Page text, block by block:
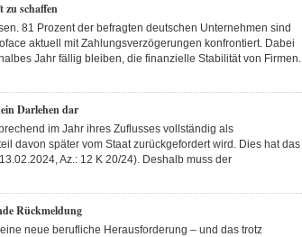
zu schaffen
81 Prozent der befragten deutschen Unternehmen sind
aktuell mit Zahlungsverzögerungen konfrontiert. Dabei
Jahr fällig bleiben, die finanzielle Stabilität von Firmen.
Darlehen dar
im Jahr ihres Zuflusses vollständig als
davon später vom Staat zurückgefordert wird. Dies hat das
Az.: 12 K 20/24). Deshalb muss der
Rückmeldung
neue berufliche Herausforderung – und das trotz